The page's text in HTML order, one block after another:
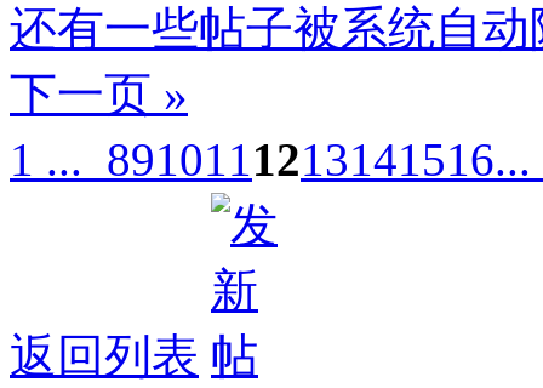
还有一些帖子被系统自
下一页 »
1 ... 8910111213141516...
返回列表